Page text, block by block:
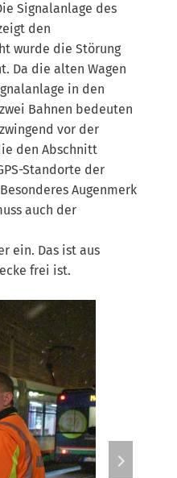
Signalanlage des
den
wurde die Störung
Da die alten Wagen
in den
Bahnen bedeuten
vor der
den Abschnitt
Standorte der
Augenmerk
auch der
ein. Das ist aus
frei ist.